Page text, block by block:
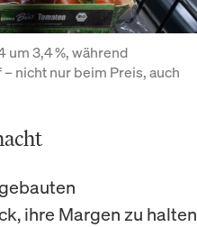
3,4 %, während
nicht nur beim Preis, auch
ihre Margen zu halten